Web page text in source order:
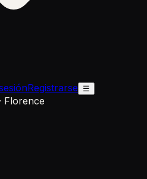
Registrarse ☰
· Florence